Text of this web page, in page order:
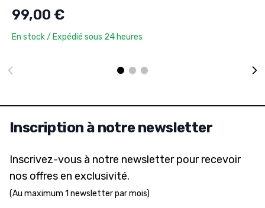
99,00 €
En stock / Expédié sous 24 heures
Inscription à notre newsletter
Inscrivez-vous à notre newsletter pour recevoir
nos offres en exclusivité.
(Au maximum 1 newsletter par mois)